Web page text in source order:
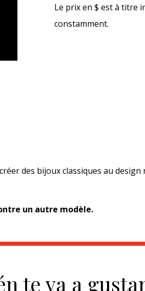
Le prix en $ est à titre
constamment.
des bijoux classiques au
un autre modèle.
te va a